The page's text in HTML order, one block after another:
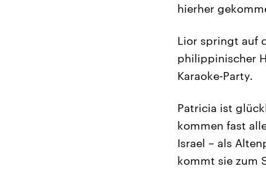
hierher
Lior springt auf
philippinischer
Karaoke-Party.
Patricia ist
kommen fast
Israel – als
kommt sie zum